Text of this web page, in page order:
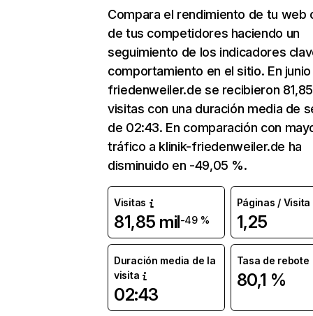
Compara el rendimiento de tu web
de tus competidores haciendo un
seguimiento de los indicadores
comportamiento en el sitio. En
friedenweiler.de se recibieron
visitas con una duración media de
de 02:43. En comparación con
tráfico a klinik-friedenweiler.de ha
disminuido en -49,05 %.
Visitas
81,85 mil-49 %
Páginas / Visita
1,25
Duración media de la
visita
02:43
Tasa de rebote
80,1 %